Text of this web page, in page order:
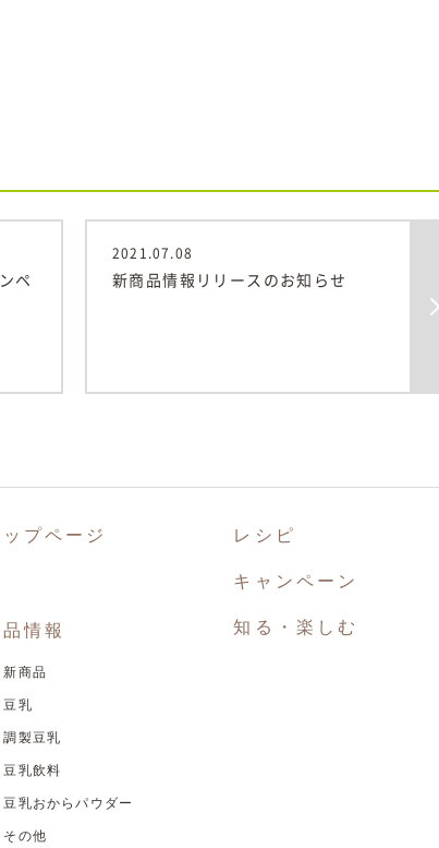
ペ
2021.07.08
新商品情報リリースのお知らせ
ップページ
情報
新商品
豆乳
調製豆乳
豆乳飲料
豆乳おからパウダー
その他
レシピ
キャンペーン
知る・楽しむ